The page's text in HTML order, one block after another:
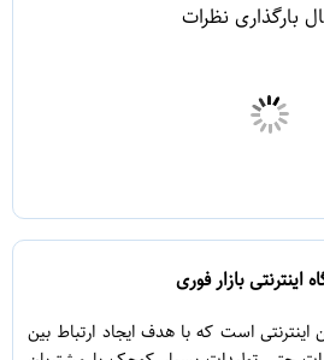
بارگذاری نظرات
اینترنتی بازار فوری
اینترنتی است که با هدف ایجاد ارتباط بین